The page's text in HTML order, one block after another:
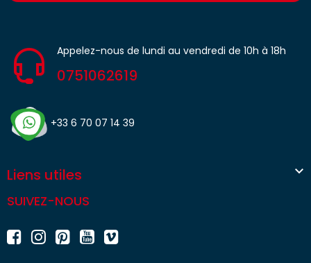
Appelez-nous de lundi au vendredi de 10h à 18h
0751062619
+33 6 70 07 14 39
Liens utiles 
SUIVEZ-NOUS